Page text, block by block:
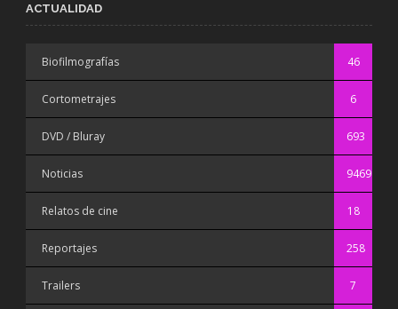
ACTUALIDAD
Biofilmografías 46
Cortometrajes 6
DVD / Bluray 693
Noticias 9469
Relatos de cine 18
Reportajes 258
Trailers 7